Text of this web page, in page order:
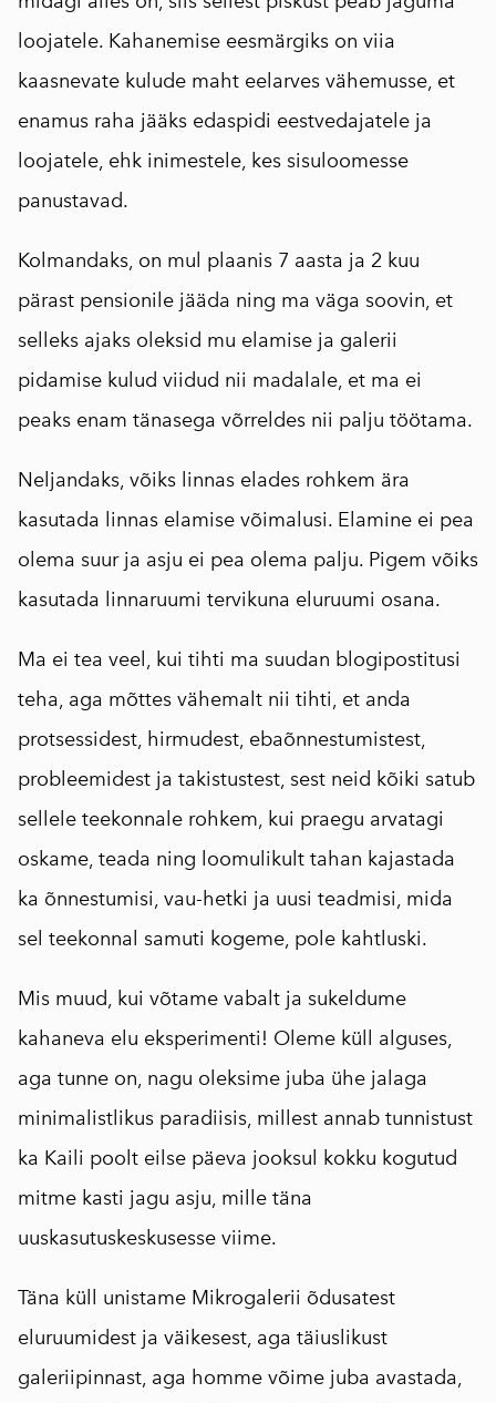
loojatele. Kahanemise eesmärgiks on viia
kaasnevate kulude maht eelarves vähemusse, et
enamus raha jääks edaspidi eestvedajatele ja
loojatele, ehk inimestele, kes sisuloomesse
panustavad.
Kolmandaks, on mul plaanis 7 aasta ja 2 kuu
pärast pensionile jääda ning ma väga soovin, et
selleks ajaks oleksid mu elamise ja galerii
pidamise kulud viidud nii madalale, et ma ei
peaks enam tänasega võrreldes nii palju töötama.
Neljandaks, võiks linnas elades rohkem ära
kasutada linnas elamise võimalusi. Elamine ei pea
olema suur ja asju ei pea olema palju. Pigem võiks
kasutada linnaruumi tervikuna eluruumi osana.
Ma ei tea veel, kui tihti ma suudan blogipostitusi
teha, aga mõttes vähemalt nii tihti, et anda
protsessidest, hirmudest, ebaõnnestumistest,
probleemidest ja takistustest, sest neid kõiki satub
sellele teekonnale rohkem, kui praegu arvatagi
oskame, teada ning loomulikult tahan kajastada
ka õnnestumisi, vau-hetki ja uusi teadmisi, mida
sel teekonnal samuti kogeme, pole kahtluski.
Mis muud, kui võtame vabalt ja sukeldume
kahaneva elu eksperimenti! Oleme küll alguses,
aga tunne on, nagu oleksime juba ühe jalaga
minimalistlikus paradiisis, millest annab tunnistust
ka Kaili poolt eilse päeva jooksul kokku kogutud
mitme kasti jagu asju, mille täna
uuskasutuskeskusesse viime.
Täna küll unistame Mikrogalerii õdusatest
eluruumidest ja väikesest, aga täiuslikust
galeriipinnast, aga homme võime juba avastada,